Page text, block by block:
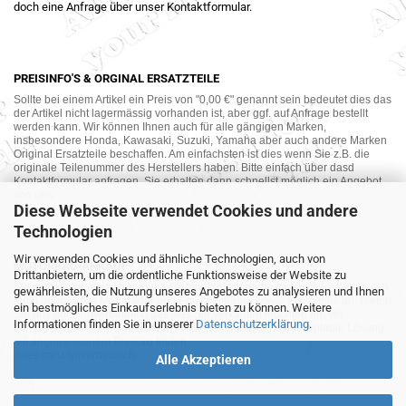
Diese Webseite verwendet Cookies und andere
Technologien
Wir verwenden Cookies und ähnliche Technologien, auch von
Drittanbietern, um die ordentliche Funktionsweise der Website zu
gewährleisten, die Nutzung unseres Angebotes zu analysieren und Ihnen
ein bestmögliches Einkaufserlebnis bieten zu können. Weitere
Informationen finden Sie in unserer Datenschutzerklärung.
Alle Akzeptieren
doch eine Anfrage über unser Kontaktformular.
PREISINFO'S & ORGINAL ERSATZTEILE
Sollte bei einem Artikel ein Preis von "0,00 €" genannt sein bedeutet dies das
der Artikel nicht lagermässig vorhanden ist, aber ggf. auf Anfrage bestellt
werden kann. Wir können Ihnen auch für alle gängigen Marken,
insbesondere Honda, Kawasaki, Suzuki, Yamaha aber auch andere Marken
Original Ersatzteile beschaffen. Am einfachsten ist dies wenn Sie z.B. die
originale Teilenummer des Herstellers haben. Bitte einfach über dasd
Kontaktformular anfragen. Sie erhalten dann schnellst möglich ein Angebot
MOTORRAD-ANKAUF
Sie möchte Ihr altes Motorrad oder Ihre Motorradteile verkaufen ? Wir kaufen
auch gebrauchte Motorräder und Ersatzteilträger sowie Ersatzteile an. Bieten
Sie uns doch unverbindlich das was Sie verkaufen möchten an. Wir
bemühen uns dann eine sowohl für Sie als auch für uns akzeptable Lösung
mit angemessenem Preis zu finden.